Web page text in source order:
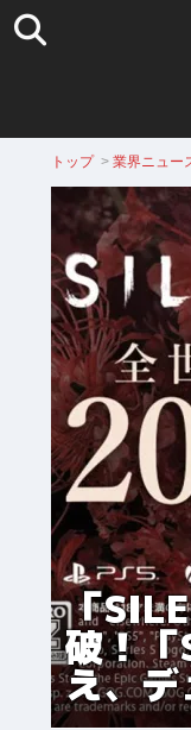
トップ > 業界ニュー
「
破！
え、